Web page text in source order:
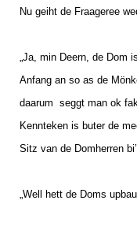
Nu geiht de Fraageree
„Ja, min Deern, de Dom
Anfang an so as de
daarum seggt man ok
Kennteken is buter de
Sitz van de Domherren
„Well hett de Doms